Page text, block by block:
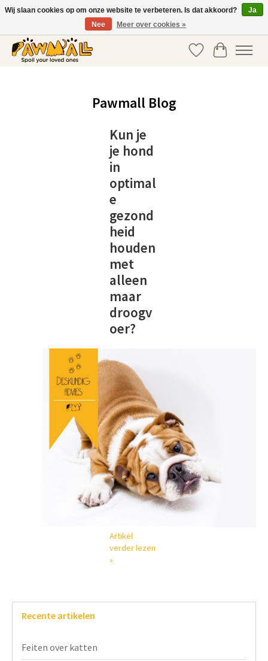
+31 20 337 39 03
Verlanglijst
Pawmall Blog
Kun je
je hond
in
optimal
e
gezond
heid
houden
met
alleen
maar
droogv
oer?
Artikel
verder lezen
»
Recente artikelen
Feiten over katten
Wij slaan cookies op om onze website te verbeteren. Is dat akkoord?
Ja
Nee
Meer over cookies »